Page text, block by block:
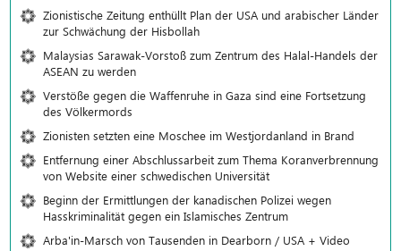
Zionistische Zeitung enthüllt Plan der USA und arabischer Länder
zur Schwächung der Hisbollah
Malaysias Sarawak-Vorstoß zum Zentrum des Halal-Handels der
ASEAN zu werden
Verstöße gegen die Waffenruhe in Gaza sind eine Fortsetzung
des Völkermords
Zionisten setzten eine Moschee im Westjordanland in Brand
Entfernung einer Abschlussarbeit zum Thema Koranverbrennung
von Website einer schwedischen Universität
Beginn der Ermittlungen der kanadischen Polizei wegen
Hasskriminalität gegen ein Islamisches Zentrum
Arba'in-Marsch von Tausenden in Dearborn / USA + Video